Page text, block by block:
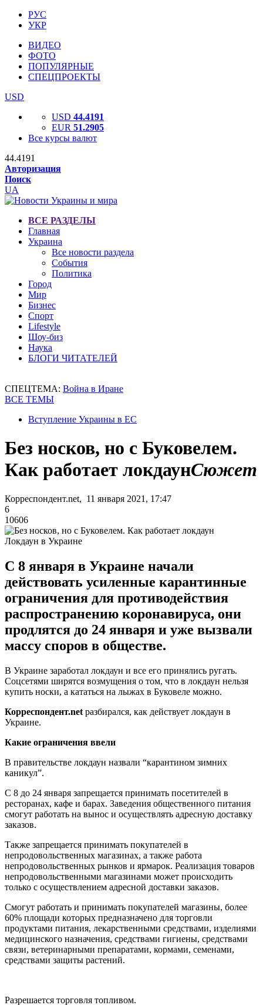
РУС
УКР
ВИДЕО
ФОТО
ПОПУЛЯРНЫЕ
СПЕЦПРОЕКТЫ
USD
USD 44.4191
EUR 51.2905
Все курсы валют
44.4191
Авторизация
Поиск
UA
ВСЕ РАЗДЕЛЫ
Главная
Украина
Все новости раздела
События
Политика
Город
Мир
Бизнес
Спорт
Lifestyle
Шоу-биз
Наука
БЛОГИ ЧИТАТЕЛЕЙ
СПЕЦТЕМА: Война в Иране
ВСЕ ТЕМЫ
Вступление Украины в ЕС
Без носков, но с Буковелем.
Как работает локдаунСюжет
Корреспондент.net, 11 января 2021, 17:47
6
10606
Локдаун в Украине
С 8 января в Украине начали
действовать усиленные карантинные
ограничения для противодействия
распространению коронавируса, они
продлятся до 24 января и уже вызвали
массу споров в обществе.
В Украине заработал локдаун и все его принялись ругать.
Соцсетями ширятся возмущения о том, что в локдаун нельзя
купить носки, а кататься на лыжах в Буковеле можно.
Корреспондент.net разбирался, как действует локдаун в
Украине.
Какие ограничения ввели
В правительстве локдаун назвали “карантином зимних
каникул”.
С 8 до 24 января запрещается принимать посетителей в
ресторанах, кафе и барах. Заведения общественного питания
смогут работать на вынос и осуществлять адресную доставку
заказов.
Также запрещается принимать покупателей в
непродовольственных магазинах, а также работа
непродовольственных рынков и ярмарок. Реализация товаров
непродовольственными магазинами может происходить
только с осуществлением адресной доставки заказов.
Смогут работать и принимать покупателей магазины, более
60% площади которых предназначено для торговли
продуктами питания, лекарственными средствами, изделиями
медицинского назначения, средствами гигиены, средствами
связи, ветеринарными препаратами, кормами, семенами,
средствами защиты растений.
Разрешается торговля топливом.